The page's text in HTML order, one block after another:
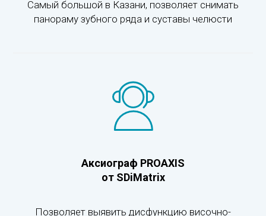
Самый большой в Казани, позволяет снимать
панораму зубного ряда и суставы челюсти
Аксиограф PROAXIS
от SDiMatrix
Позволяет выявить дисфункцию височно-